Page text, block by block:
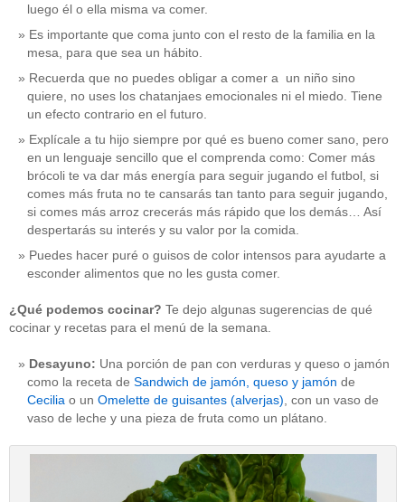
luego él o ella misma va comer.
Es importante que coma junto con el resto de la familia en la
mesa, para que sea un hábito.
Recuerda que no puedes obligar a comer a un niño sino
quiere, no uses los chatanjaes emocionales ni el miedo. Tiene
un efecto contrario en el futuro.
Explícale a tu hijo siempre por qué es bueno comer sano, pero
en un lenguaje sencillo que el comprenda como: Comer más
brócoli te va dar más energía para seguir jugando el futbol, si
comes más fruta no te cansarás tan tanto para seguir jugando,
si comes más arroz crecerás más rápido que los demás… Así
despertarás su interés y su valor por la comida.
Puedes hacer puré o guisos de color intensos para ayudarte a
esconder alimentos que no les gusta comer.
¿Qué podemos cocinar? Te dejo algunas sugerencias de qué
cocinar y recetas para el menú de la semana.
Desayuno: Una porción de pan con verduras y queso o jamón
como la receta de Sandwich de jamón, queso y jamón de
Cecilia o un Omelette de guisantes (alverjas), con un vaso de
vaso de leche y una pieza de fruta como un plátano.